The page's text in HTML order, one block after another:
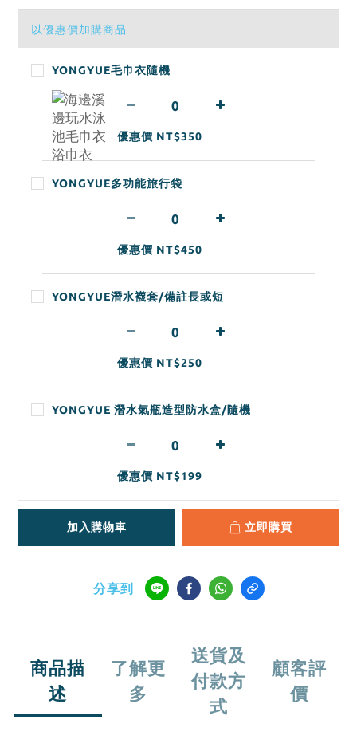
以優惠價加購商品
YONGYUE毛巾衣隨機
優惠價 NT$350
YONGYUE多功能旅行袋
優惠價 NT$450
YONGYUE潛水襪套/備註長或短
優惠價 NT$250
YONGYUE 潛水氣瓶造型防水盒/隨機
優惠價 NT$199
加入購物車 立即購買
分享到
商品描
述
了解更
多
送貨及
付款方
式
顧客評
價